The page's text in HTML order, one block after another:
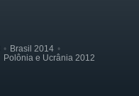
Brasil 2014
Polônia e Ucrânia 2012